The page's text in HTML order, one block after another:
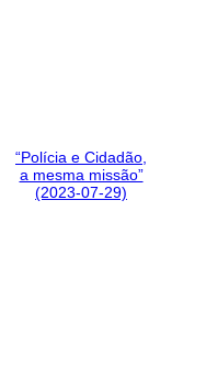
“Polícia e Cidadão,
a mesma missão”
(2023-07-29)